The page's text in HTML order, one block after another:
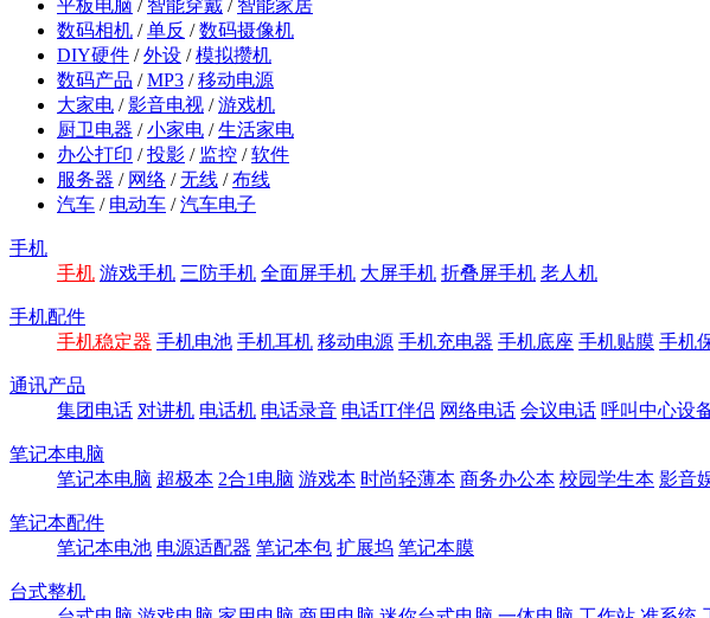
平板电脑 / 智能穿戴 / 智能家居
数码相机 /单反 /数码摄像机
DIY硬件 /外设 /模拟攒机
数码产品 /MP3 /移动电源
大家电 /影音电视 /游戏机
厨卫电器 /小家电 /生活家电
办公打印 /投影 / 监控 /软件
服务器 / 网络 /无线 /布线
汽车 / 电动车 /汽车电子
手机
手机 游戏手机 三防手机 全面屏手机 大屏手机 折叠屏手机 老人机
手机配件
手机稳定器 手机电池 手机耳机 移动电源 手机充电器 手机底座 手机贴膜 手机
通讯产品
集团电话 对讲机 电话机 电话录音 电话IT伴侣 网络电话 会议电话 呼叫中心设
笔记本电脑
笔记本电脑 超极本 2合1电脑 游戏本 时尚轻薄本 商务办公本 校园学生本 影音
笔记本配件
笔记本电池 电源适配器 笔记本包 扩展坞 笔记本膜
台式整机